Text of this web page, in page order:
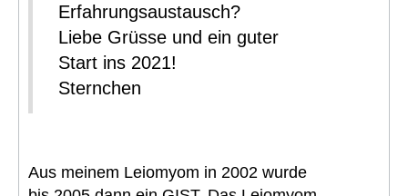
Erfahrungsaustausch?
Liebe Grüsse und ein guter
Start ins 2021!
Sternchen
Aus meinem Leiomyom in 2002 wurde